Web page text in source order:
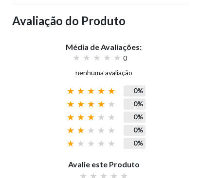
Avaliação do Produto
Média de Avaliações:
0
nenhuma avaliação
0%
0%
0%
0%
0%
Avalie este Produto